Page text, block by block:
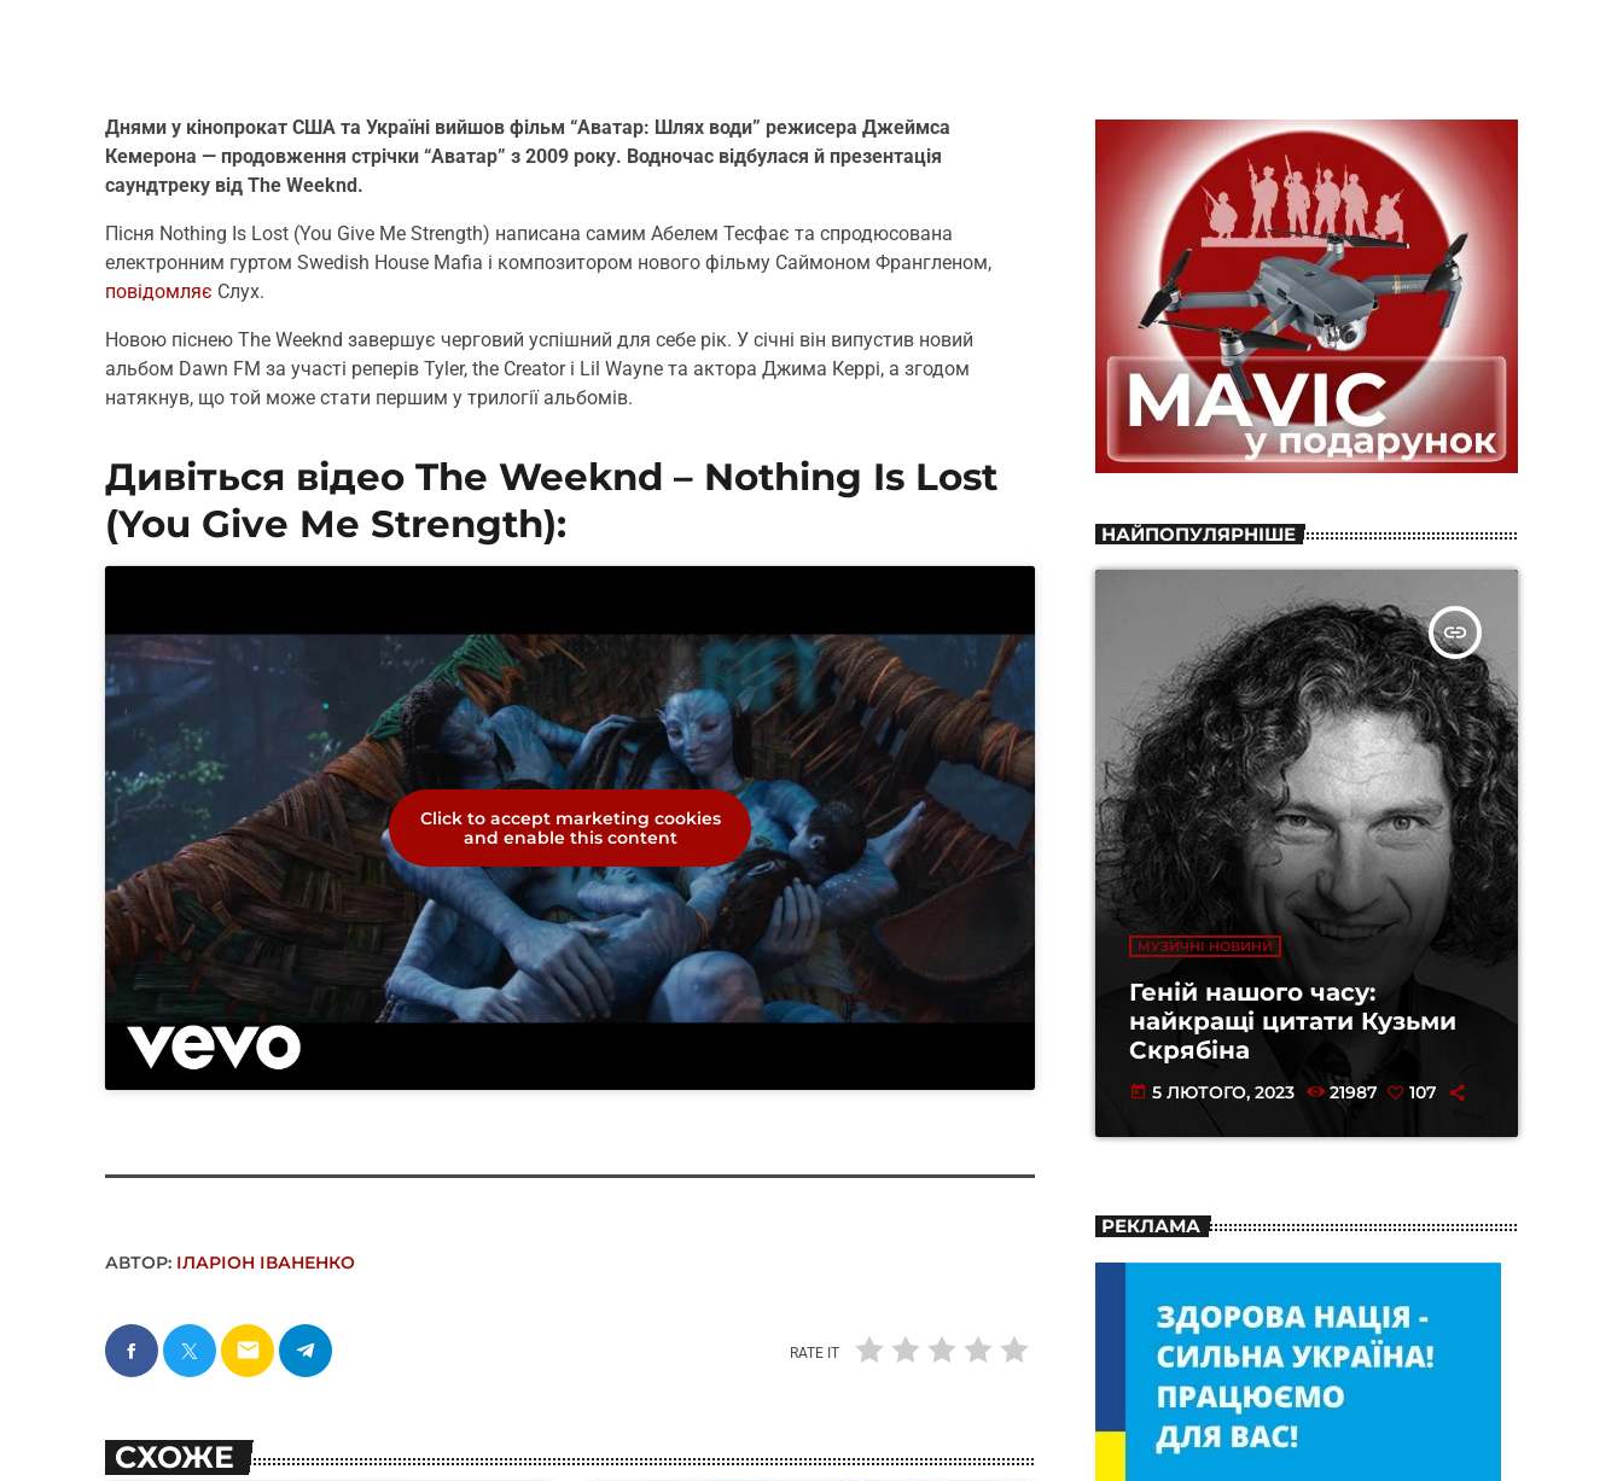
Днями у кінопрокат США та Україні вийшов фільм “Аватар: Шлях води” режисера Джеймса
Кемерона — продовження стрічки “Аватар” з 2009 року. Водночас відбулася й презентація
саундтреку від The Weeknd.
Пісня Nothing Is Lost (You Give Me Strength) написана самим Абелем Тесфає та спродюсована
електронним гуртом Swedish House Mafia і композитором нового фільму Саймоном Франгленом,
повідомляє Слух.
Новою піснею The Weeknd завершує черговий успішний для себе рік. У січні він випустив новий
альбом Dawn FM за участі реперів Tyler, the Creator і Lil Wayne та актора Джима Керрі, а згодом
натякнув, що той може стати першим у трилогії альбомів.
Дивіться відео The Weeknd – Nothing Is Lost
(You Give Me Strength):
Click to accept marketing cookies
and enable this content
АВТОР: ІЛАРІОН ІВАНЕНКО
email RATE IT
СХОЖЕ
НАЙПОПУЛЯРНІШЕ
insert_link
МУЗИЧНІ НОВИНИ
Геній нашого часу:
найкращі цитати Кузьми
Скрябіна
today 5 ЛЮТОГО, 2023 21987 107
РЕКЛАМА